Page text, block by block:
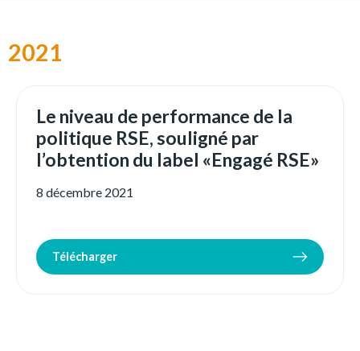
2021
Le niveau de performance de la
politique RSE, souligné par
l’obtention du label «Engagé RSE»
8 décembre 2021
Télécharger